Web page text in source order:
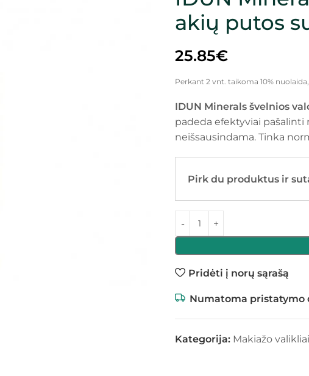
akių putos
25.85€
Perkant 2 vnt. taikoma 10%
IDUN Minerals švelnios
padeda efektyviai pašalinti
neišsausindama. Tinka
Pirk du produktus ir
Pridėti į norų sąrašą
Numatoma pristatymo
Kategorija: Makiažo valikliai